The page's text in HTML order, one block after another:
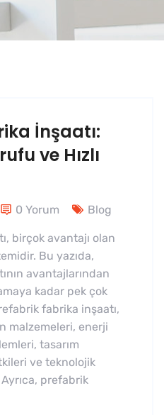
İnşaatı:
ve Hızlı
0 Yorum Blog
birçok avantajı olan
Bu yazıda,
avantajlarından
kadar pek çok
fabrika inşaatı,
malzemeleri, enerji
tasarım
ve teknolojik
prefabrik